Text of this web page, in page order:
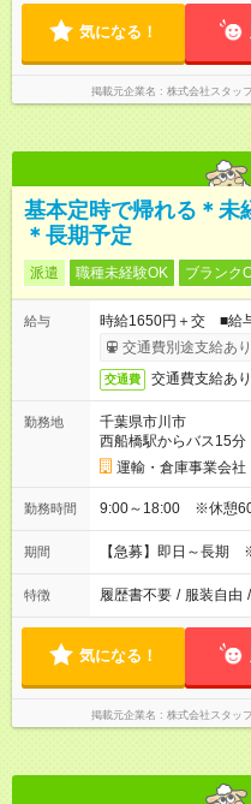
気になる！
掲載元企業名 株式会社スタッ
基本定時で帰れる＊未
＊長期予定
派遣 職種未経験OK ブランク
給与
時給1650円＋交 ■給
交通費別途支給あり
交通費 交通費支給あり
勤務地
千葉県市川市
西船橋駅からバス15分
運輸・倉庫事業会社
勤務時間 9:00～18:00 ※休憩60
期間 【急募】即日～長期
特徴 履歴書不要 / 服装自由 /
気になる！
掲載元企業名 株式会社スタッ